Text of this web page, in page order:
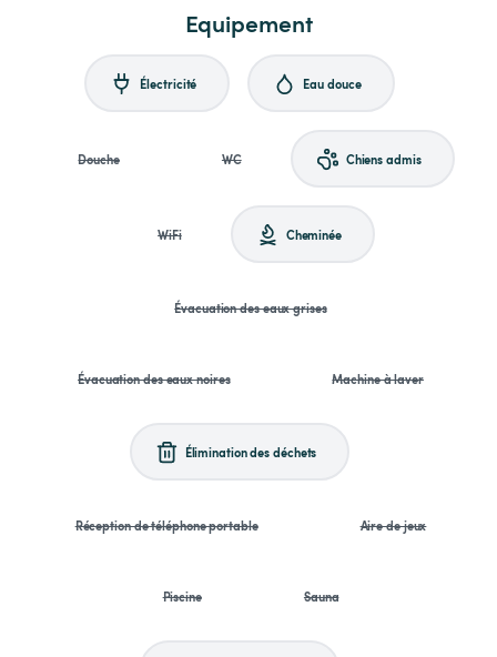
Equipement
Électricité Eau douce
Douche WC Chiens admis
WiFi Cheminée
Évacuation des eaux grises
Évacuation des eaux noires Machine à laver
Élimination des déchets
Réception de téléphone portable Aire de jeux
Piscine Sauna